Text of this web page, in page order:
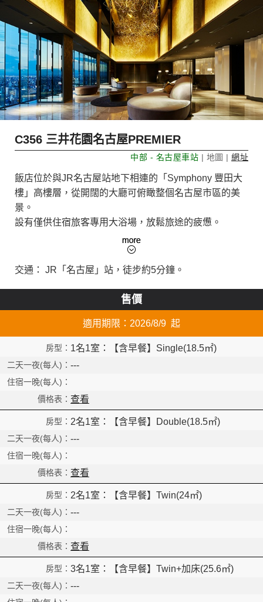
More
C356 三井花園名古屋PREMIER
中部 - 名古屋車站 | 地圖 | 網址
飯店位於與JR名古屋站地下相連的「Symphony 豐田大
樓」高樓層，從開闊的大廳可俯瞰整個名古屋市區的美
景。
設有僅供住宿旅客專用大浴場，放鬆旅途的疲憊。
交通： JR「名古屋」站，徒步約5分鐘。
售價
適用期限：2026/8/9 起
1名1室：【含早餐】Single(18.5㎡)
---
查看
2名1室：【含早餐】Double(18.5㎡)
---
查看
2名1室：【含早餐】Twin(24㎡)
---
查看
3名1室：【含早餐】Twin+加床(25.6㎡)
---